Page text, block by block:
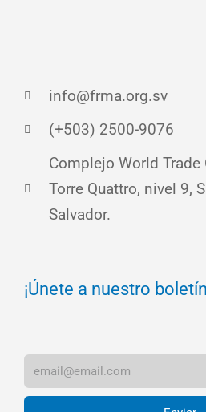
info@frma.org.sv
(+503) 2500-9076
Complejo World Trade
Torre Quattro, nivel 9,
Salvador.
¡Únete a nuestro